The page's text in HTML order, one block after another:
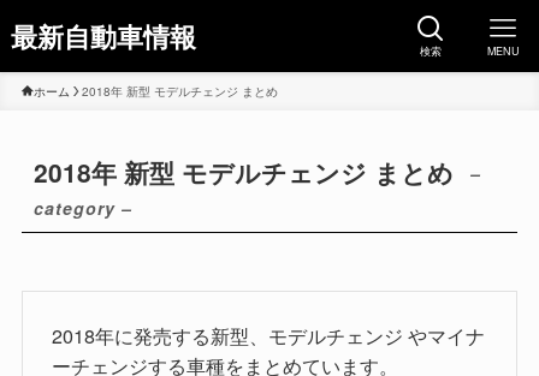
最新自動車情報 検索 MENU
ホーム 2018年 新型 モデルチェンジ まとめ
2018年 新型 モデルチェンジ まとめ
–
category –
2018年に発売する新型、モデルチェンジ やマイナ
ーチェンジする車種をまとめています。